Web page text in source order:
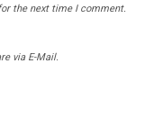
the next time I comment.
via E-Mail.